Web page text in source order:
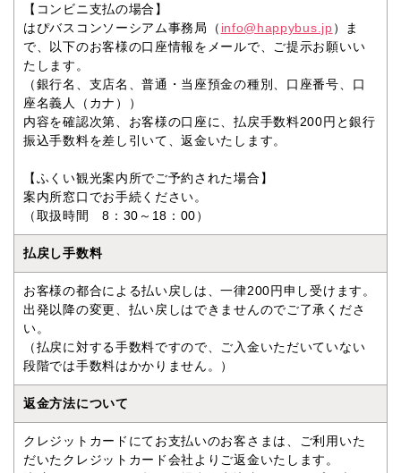
【コンビニ支払の場合】
はぴバスコンソーシアム事務局（ info@happybus.jp）ま
で、以下のお客様の口座情報をメールで、ご提示お願いい
たします。
（銀行名、支店名、普通・当座預金の種別、口座番号、口
座名義人（カナ））
内容を確認次第、お客様の口座に、払戻手数料200円と銀行
振込手数料を差し引いて、返金いたします。
【ふくい観光案内所でご予約された場合】
案内所窓口でお手続ください。
（取扱時間 8：30～18：00）
払戻し手数料
お客様の都合による払い戻しは、一律200円申し受けます。
出発以降の変更、払い戻しはできませんのでご了承くださ
い。
（払戻に対する手数料ですので、ご入金いただいていない
段階では手数料はかかりません。）
返金方法について
クレジットカードにてお支払いのお客さまは、ご利用いた
だいたクレジットカード会社よりご返金いたします。